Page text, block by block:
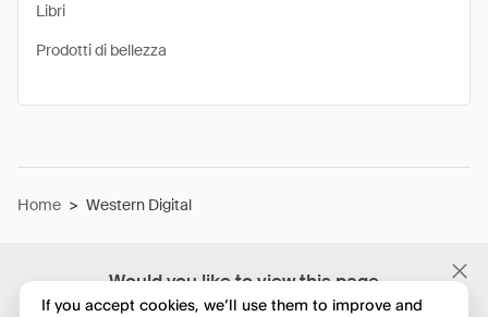
Would you like to view this page
in English?
Libri
Prodotti di bellezza
Home > Western Digital
If you accept cookies, we’ll use them to improve and